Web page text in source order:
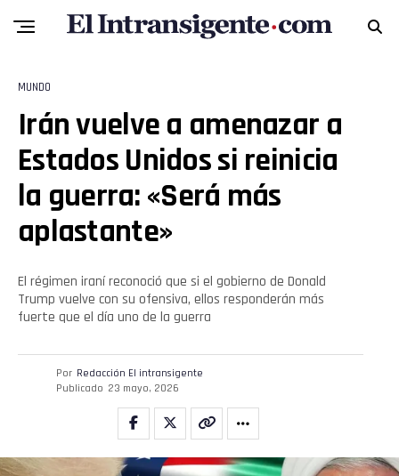
MUNDO
Irán vuelve a amenazar a
Estados Unidos si reinicia
la guerra: «Será más
aplastante»
El régimen iraní reconoció que si el gobierno de Donald
Trump vuelve con su ofensiva, ellos responderán más
fuerte que el día uno de la guerra
Por Redacción El intransigente
Publicado 23 mayo, 2026